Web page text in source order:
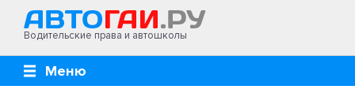
Водительские права и автошколы
Меню